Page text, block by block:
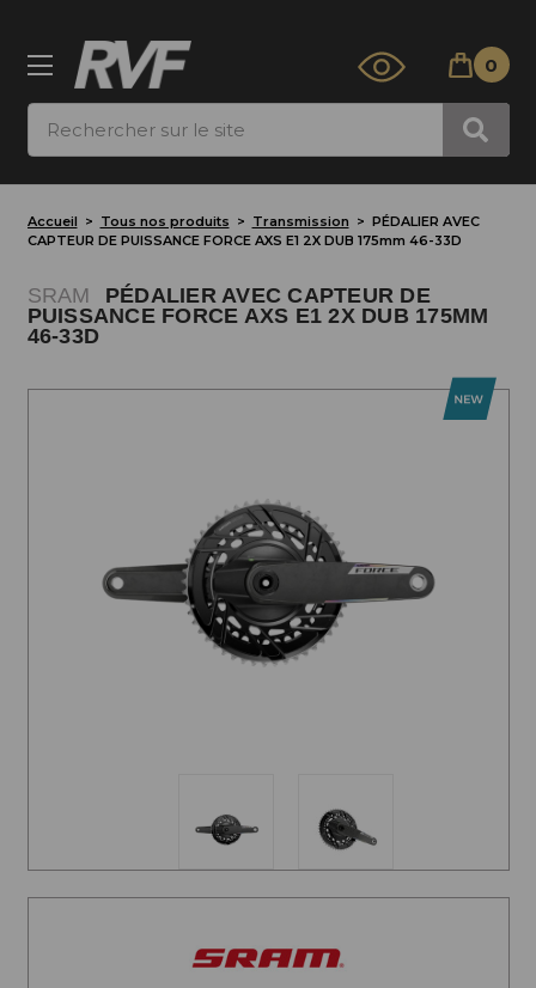
0
Accueil Tous nos produits Transmission
PÉDALIER AVEC
CAPTEUR DE PUISSANCE FORCE AXS E1 2X DUB 175mm 46-33D
SRAM
PÉDALIER AVEC CAPTEUR DE
PUISSANCE FORCE AXS E1 2X DUB 175MM
46-33D